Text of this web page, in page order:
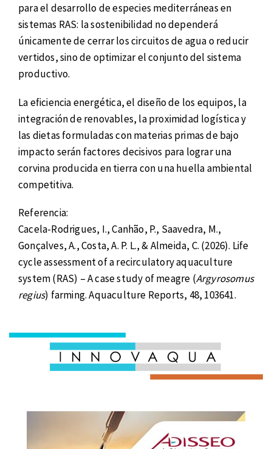
para el desarrollo de especies mediterráneas en
sistemas RAS: la sostenibilidad no dependerá
únicamente de cerrar los circuitos de agua o reducir
vertidos, sino de optimizar el conjunto del sistema
productivo.
La eficiencia energética, el diseño de los equipos, la
integración de renovables, la proximidad logística y
las dietas formuladas con materias primas de bajo
impacto serán factores decisivos para lograr una
corvina producida en tierra con una huella ambiental
competitiva.
Referencia:
Cacela-Rodrigues, I., Canhão, P., Saavedra, M.,
Gonçalves, A., Costa, A. P. L., & Almeida, C. (2026). Life
cycle assessment of a recirculatory aquaculture
system (RAS) – A case study of meagre (Argyrosomus
regius) farming. Aquaculture Reports, 48, 103641.